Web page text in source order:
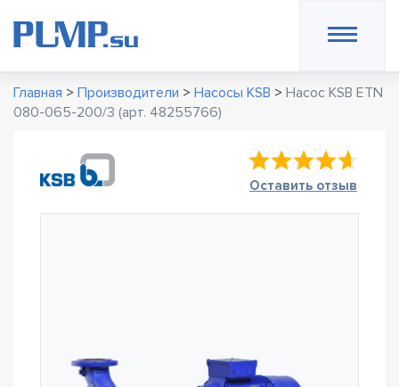
Главная > Производители > Насосы KSB > Насос KSB ETN
080-065-200/3 (арт. 48255766)
Оставить отзыв